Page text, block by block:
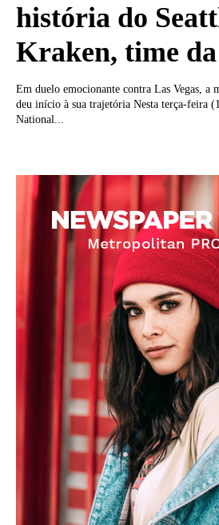
história do
Kraken, time
Em duelo emocionante contra Las Vegas, a
deu início à sua trajetória Nesta terça-feira
National...